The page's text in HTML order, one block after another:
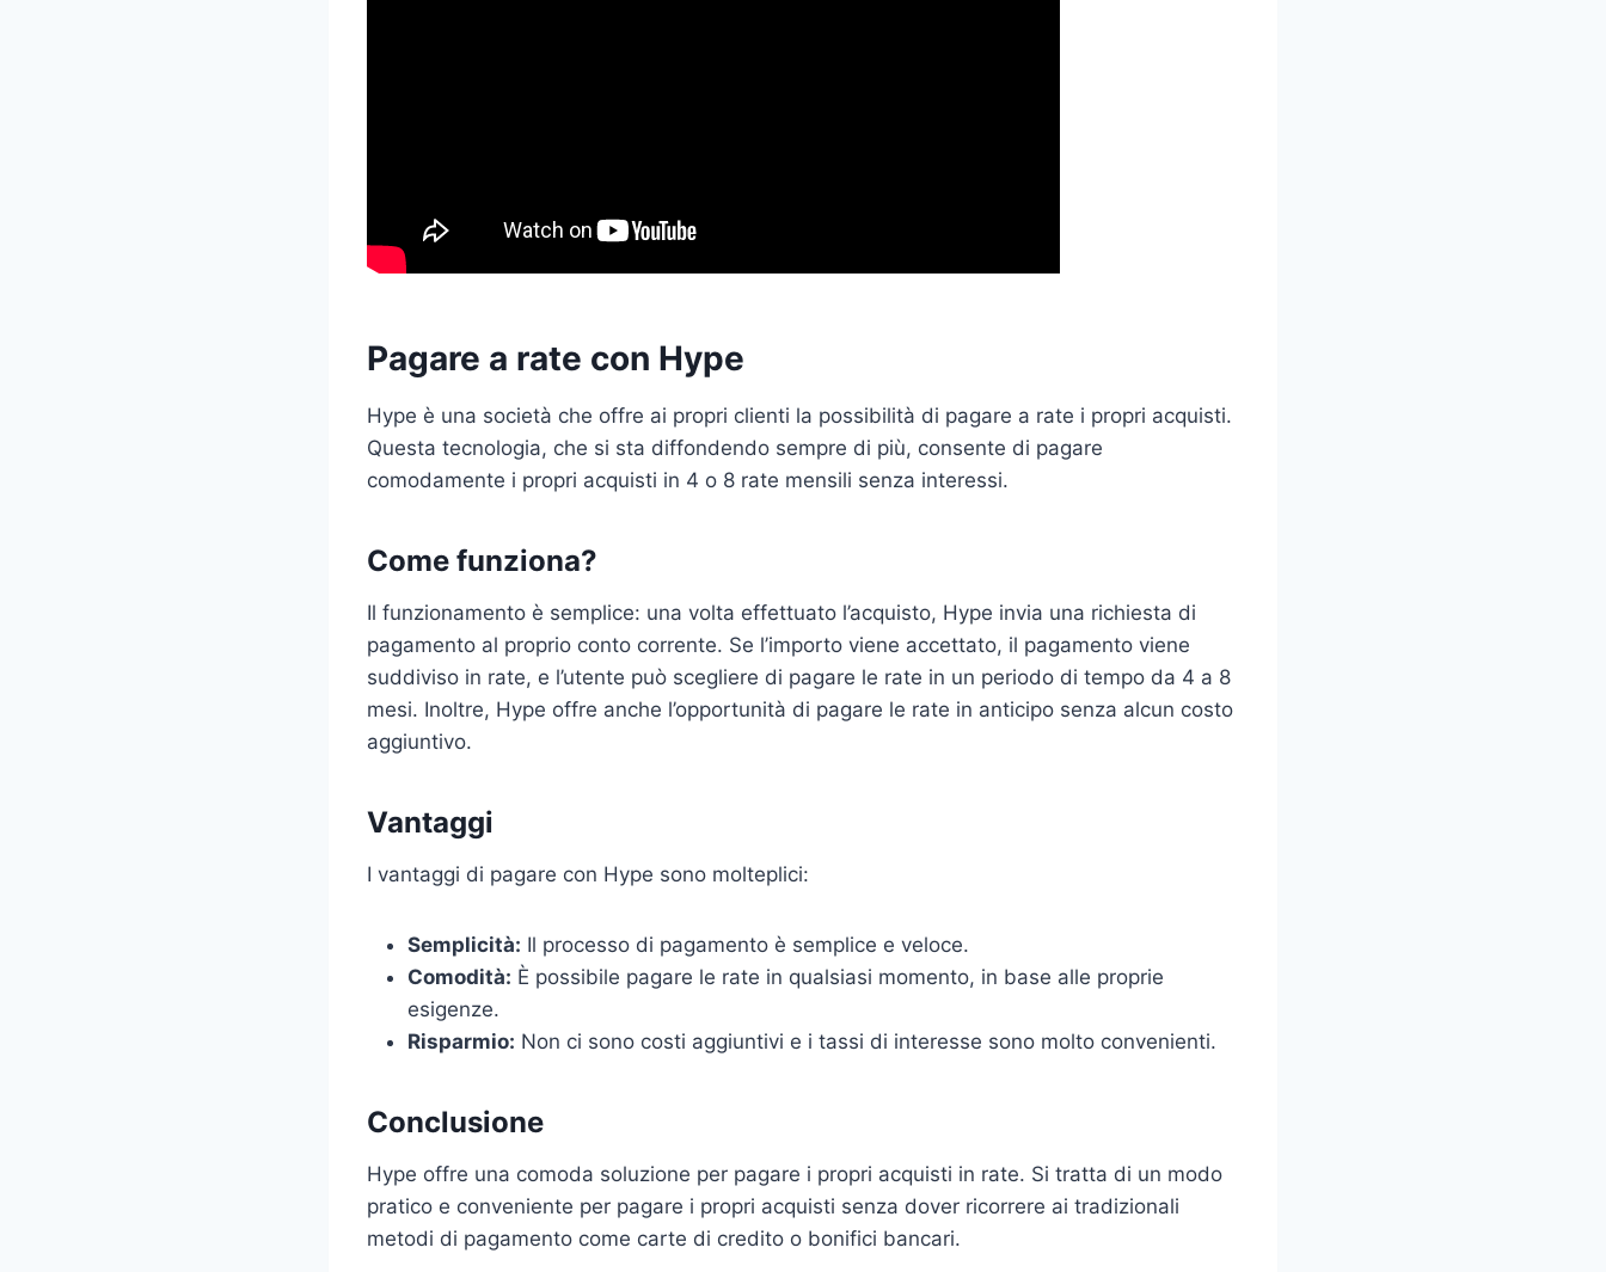
Pagare a rate con Hype
Hype è una società che offre ai propri clienti la possibilità di pagare a rate i propri acquisti.
Questa tecnologia, che si sta diffondendo sempre di più, consente di pagare
comodamente i propri acquisti in 4 o 8 rate mensili senza interessi.
Come funziona?
Il funzionamento è semplice: una volta effettuato l’acquisto, Hype invia una richiesta di
pagamento al proprio conto corrente. Se l’importo viene accettato, il pagamento viene
suddiviso in rate, e l’utente può scegliere di pagare le rate in un periodo di tempo da 4 a 8
mesi. Inoltre, Hype offre anche l’opportunità di pagare le rate in anticipo senza alcun costo
aggiuntivo.
Vantaggi
I vantaggi di pagare con Hype sono molteplici:
Semplicità: Il processo di pagamento è semplice e veloce.
Comodità: È possibile pagare le rate in qualsiasi momento, in base alle proprie
esigenze.
Risparmio: Non ci sono costi aggiuntivi e i tassi di interesse sono molto convenienti.
Conclusione
Hype offre una comoda soluzione per pagare i propri acquisti in rate. Si tratta di un modo
pratico e conveniente per pagare i propri acquisti senza dover ricorrere ai tradizionali
metodi di pagamento come carte di credito o bonifici bancari.